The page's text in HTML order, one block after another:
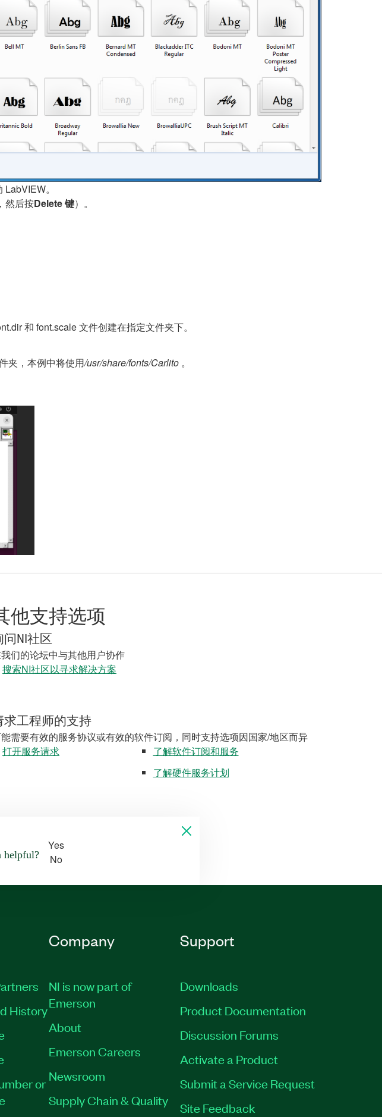
。
然后按Delete 键）。
和 font.scale 文件创建在指定文件夹下。
夹，本例中将使用/usr/share/fonts/Carlito 。
他支持选项
问NI社区
们的论坛中与其他用户协作
搜索NI社区以寻求解决方案
求工程师的支持
需要有效的服务协议或有效的软件订阅，同时支持选项因国家/地区而异
打开服务请求
了解软件订阅和服务
了解硬件服务计划
helpful?
Yes
No
History
or
Company
NI is now part of
Emerson
About
Emerson Careers
Newsroom
Supply Chain & Quality
Support
Downloads
Product Documentation
Discussion Forums
Activate a Product
Submit a Service Request
Site Feedback